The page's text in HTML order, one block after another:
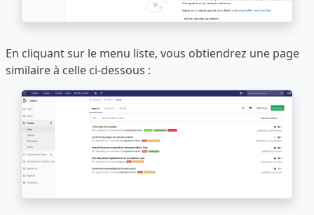
En cliquant sur le menu liste, vous obtiendrez une page
similaire à celle ci-dessous :